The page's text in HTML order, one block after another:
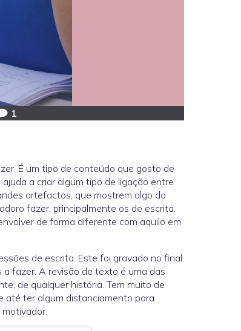
1
É um tipo de conteúdo que gosto de
a criar algum tipo de ligação entre
artefactos, que mostrem algo do
fazer, principalmente os de escrita.
de forma diferente com aquilo em
de escrita. Este foi gravado no final
fazer. A revisão de texto é uma das
de qualquer história. Tem muito de
até ter algum distanciamento para